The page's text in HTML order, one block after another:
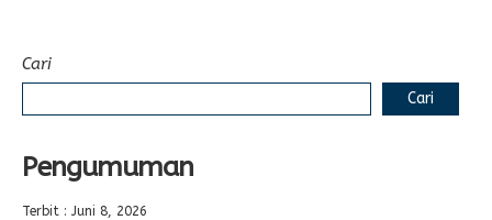
Cari
Cari
Pengumuman
Terbit : Juni 8, 2026